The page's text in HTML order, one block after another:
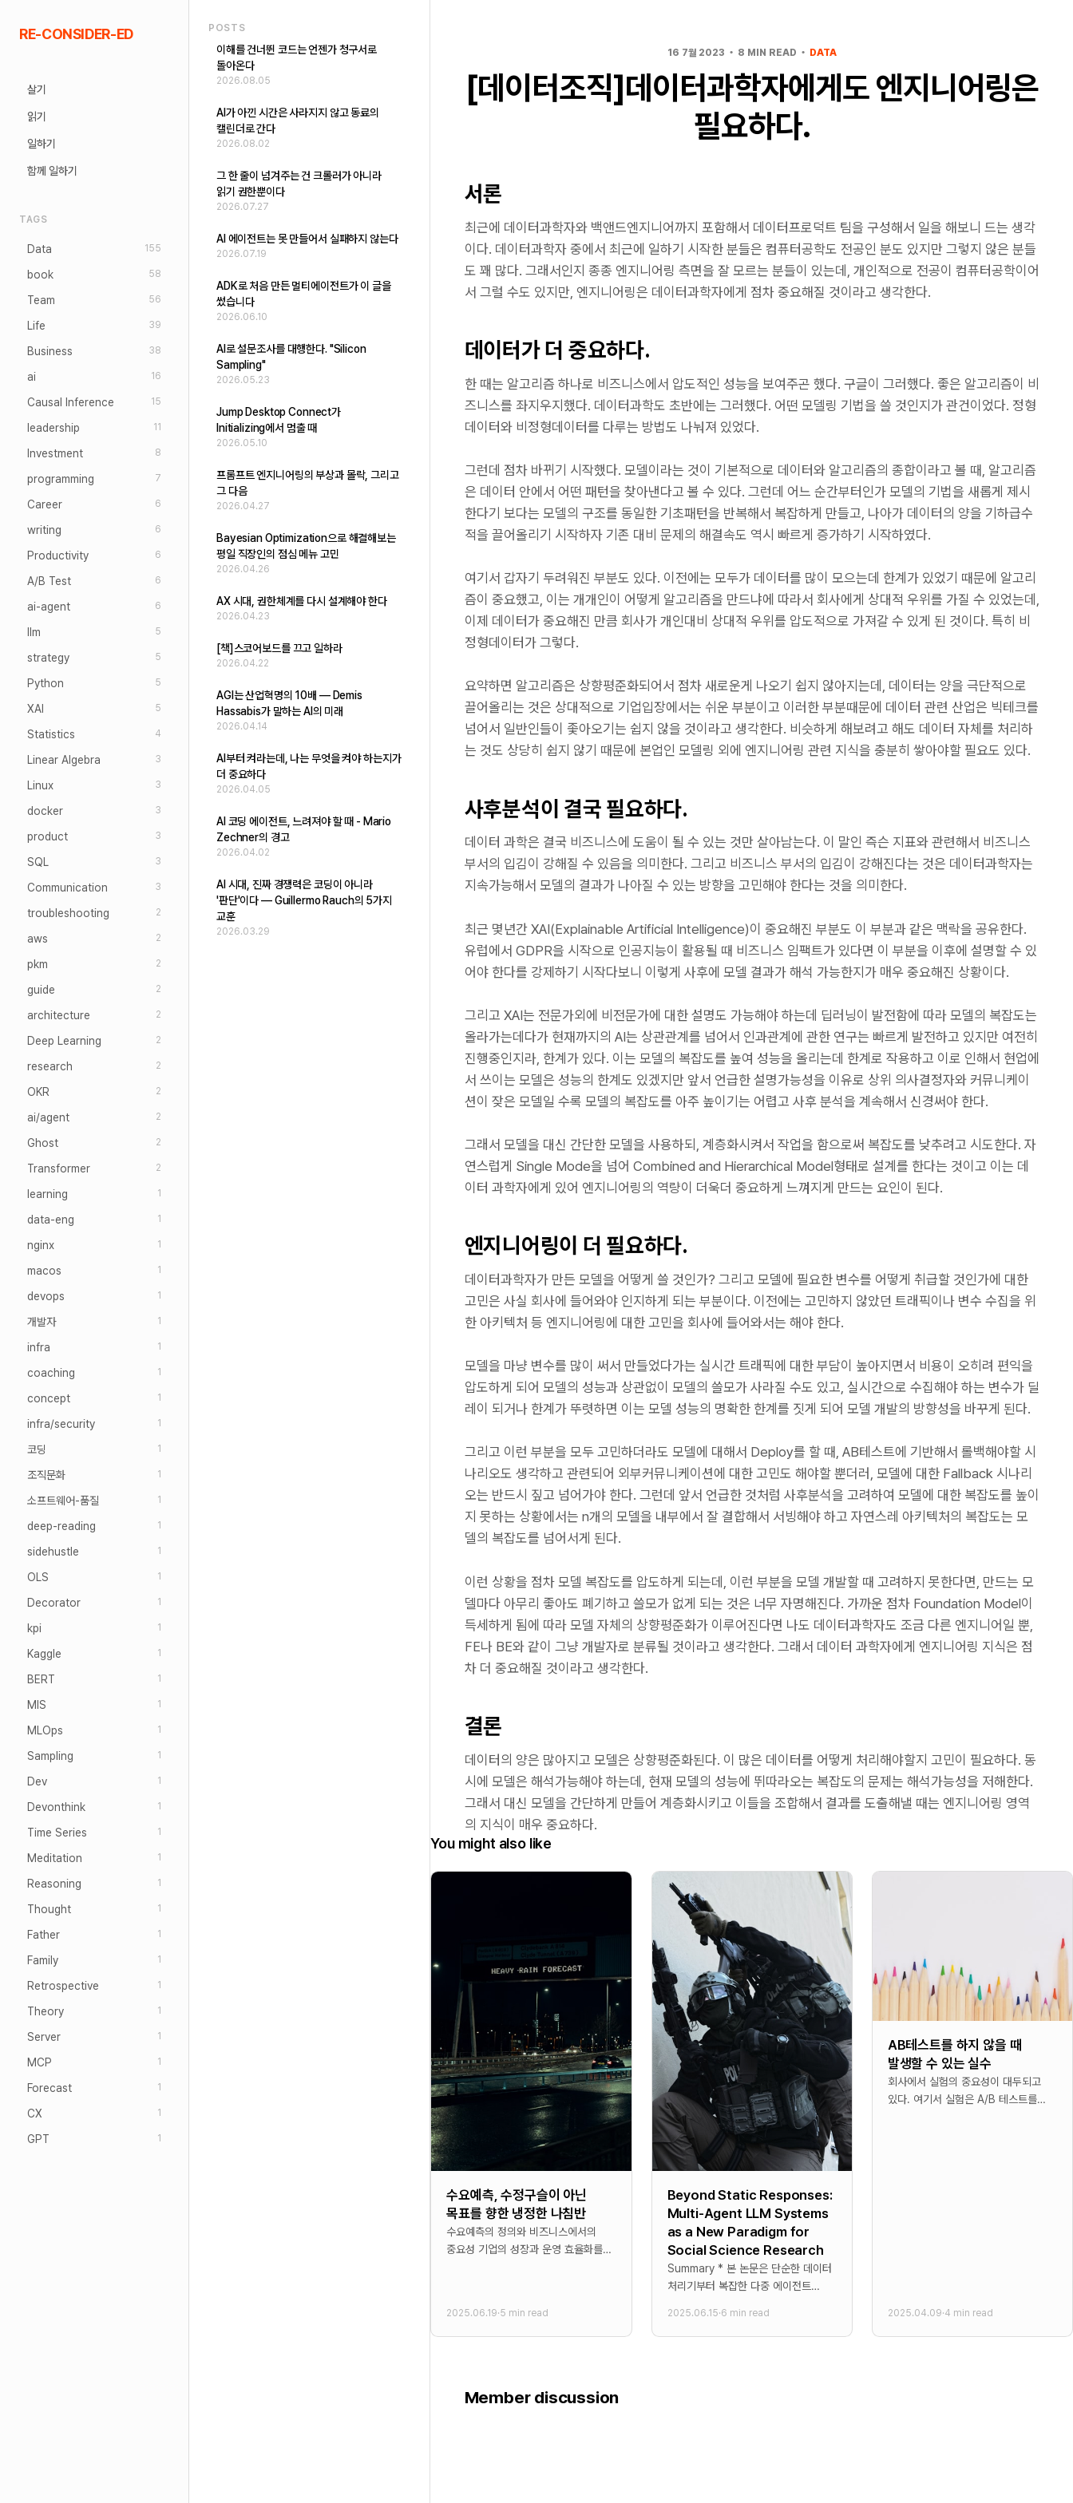
to
RE-CONSIDER-ED
살기
읽기
일하기
함께 일하기
TAGS
Data 155
book 58
Team 56
Life 39
Business 38
ai 16
Causal Inference 15
leadership 11
Investment 8
programming 7
Career 6
writing 6
Productivity 6
A/B Test 6
ai-agent 6
llm 5
strategy 5
Python 5
XAI 5
Statistics 4
Linear Algebra 3
Linux 3
docker 3
product 3
SQL 3
Communication 3
troubleshooting 2
aws 2
pkm 2
guide 2
architecture 2
Deep Learning 2
research 2
OKR 2
ai/agent 2
Ghost 2
Transformer 2
learning 1
data-eng 1
nginx 1
macos 1
devops 1
개발자 1
infra 1
coaching 1
concept 1
infra/security 1
코딩 1
조직문화 1
소프트웨어-품질 1
deep-reading 1
sidehustle 1
OLS 1
Decorator 1
kpi 1
Kaggle 1
BERT 1
MIS 1
MLOps 1
Sampling 1
Dev 1
Devonthink 1
Time Series 1
Meditation 1
Reasoning 1
Thought 1
Father 1
Family 1
Retrospective 1
Theory 1
Server 1
MCP 1
Forecast 1
CX 1
GPT 1
POSTS
이해를 건너뛴 코드는 언젠가 청구서로
돌아온다
2026.08.05
AI가 아낀 시간은 사라지지 않고 동료의
캘린더로 간다
2026.08.02
그 한 줄이 넘겨주는 건 크롤러가 아니라
읽기 권한뿐이다
2026.07.27
AI 에이전트는 못 만들어서 실패하지 않는다
2026.07.19
ADK로 처음 만든 멀티에이전트가 이 글을
썼습니다
2026.06.10
AI로 설문조사를 대행한다. "Silicon
Sampling"
2026.05.23
Jump Desktop Connect가
Initializing에서 멈출 때
2026.05.10
프롬프트 엔지니어링의 부상과 몰락, 그리고
그 다음
2026.04.27
Bayesian Optimization으로 해결해보는
평일 직장인의 점심 메뉴 고민
2026.04.26
AX 시대, 권한체계를 다시 설계해야 한다
2026.04.23
[책]스코어보드를 끄고 일하라
2026.04.22
AGI는 산업혁명의 10배 — Demis
Hassabis가 말하는 AI의 미래
2026.04.14
AI부터 켜라는데, 나는 무엇을 켜야 하는지가
더 중요하다
2026.04.05
AI 코딩 에이전트, 느려져야 할 때 - Mario
Zechner의 경고
2026.04.02
AI 시대, 진짜 경쟁력은 코딩이 아니라
'판단'이다 — Guillermo Rauch의 5가지
교훈
2026.03.29
16 7월 2023 8 MIN READ DATA
[데이터조직]데이터과학자에게도 엔지니어링은
필요하다.
서론
최근에 데이터과학자와 백앤드엔지니어까지 포함해서 데이터프로덕트 팀을 구성해서 일을 해보니 드는 생각
이다. 데이터과학자 중에서 최근에 일하기 시작한 분들은 컴퓨터공학도 전공인 분도 있지만 그렇지 않은 분들
도 꽤 많다. 그래서인지 종종 엔지니어링 측면을 잘 모르는 분들이 있는데, 개인적으로 전공이 컴퓨터공학이어
서 그럴 수도 있지만, 엔지니어링은 데이터과학자에게 점차 중요해질 것이라고 생각한다.
데이터가 더 중요하다.
한 때는 알고리즘 하나로 비즈니스에서 압도적인 성능을 보여주곤 했다. 구글이 그러했다. 좋은 알고리즘이 비
즈니스를 좌지우지했다. 데이터과학도 초반에는 그러했다. 어떤 모델링 기법을 쓸 것인지가 관건이었다. 정형
데이터와 비정형데이터를 다루는 방법도 나눠져 있었다.
그런데 점차 바뀌기 시작했다. 모델이라는 것이 기본적으로 데이터와 알고리즘의 종합이라고 볼 때, 알고리즘
은 데이터 안에서 어떤 패턴을 찾아낸다고 볼 수 있다. 그런데 어느 순간부터인가 모델의 기법을 새롭게 제시
한다기 보다는 모델의 구조를 동일한 기초패턴을 반복해서 복잡하게 만들고, 나아가 데이터의 양을 기하급수
적을 끌어올리기 시작하자 기존 대비 문제의 해결속도 역시 빠르게 증가하기 시작하였다.
여기서 갑자기 두려워진 부분도 있다. 이전에는 모두가 데이터를 많이 모으는데 한계가 있었기 때문에 알고리
즘이 중요했고, 이는 개개인이 어떻게 알고리즘을 만드냐에 따라서 회사에게 상대적 우위를 가질 수 있었는데,
이제 데이터가 중요해진 만큼 회사가 개인대비 상대적 우위를 압도적으로 가져갈 수 있게 된 것이다. 특히 비
정형데이터가 그렇다.
요약하면 알고리즘은 상향평준화되어서 점차 새로운게 나오기 쉽지 않아지는데, 데이터는 양을 극단적으로
끌어올리는 것은 상대적으로 기업입장에서는 쉬운 부분이고 이러한 부분때문에 데이터 관련 산업은 빅테크를
넘어서 일반인들이 좇아오기는 쉽지 않을 것이라고 생각한다. 비슷하게 해보려고 해도 데이터 자체를 처리하
는 것도 상당히 쉽지 않기 때문에 본업인 모델링 외에 엔지니어링 관련 지식을 충분히 쌓아야할 필요도 있다.
사후분석이 결국 필요하다.
데이터 과학은 결국 비즈니스에 도움이 될 수 있는 것만 살아남는다. 이 말인 즉슨 지표와 관련해서 비즈니스
부서의 입김이 강해질 수 있음을 의미한다. 그리고 비즈니스 부서의 입김이 강해진다는 것은 데이터과학자는
지속가능해서 모델의 결과가 나아질 수 있는 방향을 고민해야 한다는 것을 의미한다.
최근 몇년간 XAI(Explainable Artificial Intelligence)이 중요해진 부분도 이 부분과 같은 맥락을 공유한다.
유럽에서 GDPR을 시작으로 인공지능이 활용될 때 비즈니스 임팩트가 있다면 이 부분을 이후에 설명할 수 있
어야 한다를 강제하기 시작다보니 이렇게 사후에 모델 결과가 해석 가능한지가 매우 중요해진 상황이다.
그리고 XAI는 전문가외에 비전문가에 대한 설명도 가능해야 하는데 딥러닝이 발전함에 따라 모델의 복잡도는
올라가는데다가 현재까지의 AI는 상관관계를 넘어서 인과관계에 관한 연구는 빠르게 발전하고 있지만 여전히
진행중인지라, 한계가 있다. 이는 모델의 복잡도를 높여 성능을 올리는데 한계로 작용하고 이로 인해서 현업에
서 쓰이는 모델은 성능의 한계도 있겠지만 앞서 언급한 설명가능성을 이유로 상위 의사결정자와 커뮤니케이
션이 잦은 모델일 수록 모델의 복잡도를 아주 높이기는 어렵고 사후 분석을 계속해서 신경써야 한다.
그래서 모델을 대신 간단한 모델을 사용하되, 계층화시켜서 작업을 함으로써 복잡도를 낮추려고 시도한다. 자
연스럽게 Single Mode을 넘어 Combined and Hierarchical Model형태로 설계를 한다는 것이고 이는 데
이터 과학자에게 있어 엔지니어링의 역량이 더욱더 중요하게 느껴지게 만드는 요인이 된다.
엔지니어링이 더 필요하다.
데이터과학자가 만든 모델을 어떻게 쓸 것인가? 그리고 모델에 필요한 변수를 어떻게 취급할 것인가에 대한
고민은 사실 회사에 들어와야 인지하게 되는 부분이다. 이전에는 고민하지 않았던 트래픽이나 변수 수집을 위
한 아키텍처 등 엔지니어링에 대한 고민을 회사에 들어와서는 해야 한다.
모델을 마냥 변수를 많이 써서 만들었다가는 실시간 트래픽에 대한 부담이 높아지면서 비용이 오히려 편익을
압도하게 되어 모델의 성능과 상관없이 모델의 쓸모가 사라질 수도 있고, 실시간으로 수집해야 하는 변수가 딜
레이 되거나 한계가 뚜렷하면 이는 모델 성능의 명확한 한계를 짓게 되어 모델 개발의 방향성을 바꾸게 된다.
그리고 이런 부분을 모두 고민하더라도 모델에 대해서 Deploy를 할 때, AB테스트에 기반해서 롤백해야할 시
나리오도 생각하고 관련되어 외부커뮤니케이션에 대한 고민도 해야할 뿐더러, 모델에 대한 Fallback 시나리
오는 반드시 짚고 넘어가야 한다. 그런데 앞서 언급한 것처럼 사후분석을 고려하여 모델에 대한 복잡도를 높이
지 못하는 상황에서는 n개의 모델을 내부에서 잘 결합해서 서빙해야 하고 자연스레 아키텍처의 복잡도는 모
델의 복잡도를 넘어서게 된다.
이런 상황을 점차 모델 복잡도를 압도하게 되는데, 이런 부분을 모델 개발할 때 고려하지 못한다면, 만드는 모
델마다 아무리 좋아도 폐기하고 쓸모가 없게 되는 것은 너무 자명해진다. 가까운 점차 Foundation Model이
득세하게 됨에 따라 모델 자체의 상향평준화가 이루어진다면 나도 데이터과학자도 조금 다른 엔지니어일 뿐,
FE나 BE와 같이 그냥 개발자로 분류될 것이라고 생각한다. 그래서 데이터 과학자에게 엔지니어링 지식은 점
차 더 중요해질 것이라고 생각한다.
결론
데이터의 양은 많아지고 모델은 상향평준화된다. 이 많은 데이터를 어떻게 처리해야할지 고민이 필요하다. 동
시에 모델은 해석가능해야 하는데, 현재 모델의 성능에 뛰따라오는 복잡도의 문제는 해석가능성을 저해한다.
그래서 대신 모델을 간단하게 만들어 계층화시키고 이들을 조합해서 결과를 도출해낼 때는 엔지니어링 영역
의 지식이 매우 중요하다.
You might also like
수요예측, 수정구슬이 아닌
목표를 향한 냉정한 나침반
수요예측의 정의와 비즈니스에서의
중요성 기업의 성장과 운영 효율화를
수요예측을 미래 판매량을
2025.06.19·5 min read
Beyond Static Responses:
Multi-Agent LLM Systems
as a New Paradigm for
Social Science Research
Summary * 본 논문은 단순한 데이터
처리기부터 복잡한 다중 에이전트
이해하기 위한 구조화된 프레임워크를
2025.06.15·6 min read
AB테스트를 하지 않을 때
발생할 수 있는 실수
회사에서 실험의 중요성이 대두되고
있다. 여기서 실험은 A/B 테스트를
2025.04.09·4 min read
Member discussion